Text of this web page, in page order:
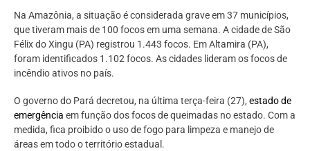
Na Amazônia, a situação é considerada grave em 37 municípios,
que tiveram mais de 100 focos em uma semana. A cidade de São
Félix do Xingu (PA) registrou 1.443 focos. Em Altamira (PA),
foram identificados 1.102 focos. As cidades lideram os focos de
incêndio ativos no país.
O governo do Pará decretou, na última terça-feira (27), estado de
emergência em função dos focos de queimadas no estado. Com a
medida, fica proibido o uso de fogo para limpeza e manejo de
áreas em todo o território estadual.